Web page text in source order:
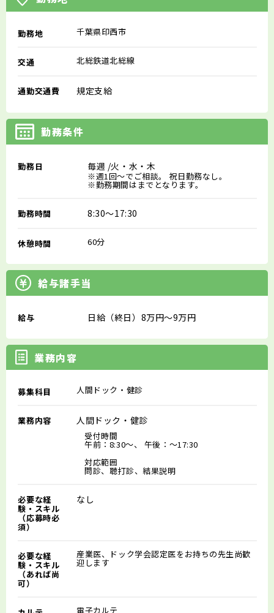
勤務地 千葉県印西市
交通 北総鉄道北総線
通勤交通費 規定支給
勤務条件
勤務日 毎週 /火・水・木
※週1回～でご相談。 祝日勤務なし。
※勤務期間はまでとなります。
勤務時間 8:30～17:30
休憩時間 60分
給与諸手当
給与 日給（終日）8万円～9万円
業務内容
募集科目 人間ドック・健診
業務内容 人間ドック・健診
受付時間
午前：8:30～、 午後：～17:30
対応範囲
問診、聴打診、結果説明
必要な経
験・スキル
（応募時必
須）
なし
必要な経
験・スキル
（あれば尚
可）
産業医、ドック学会認定医をお持ちの先生尚歓
迎します
電子カルテ